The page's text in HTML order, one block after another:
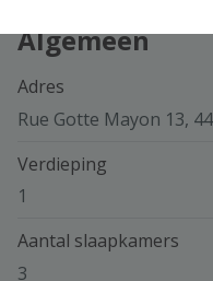
Algemeen
Adres
Rue Gotte Mayon 13,
Verdieping
1
Aantal slaapkamers
3